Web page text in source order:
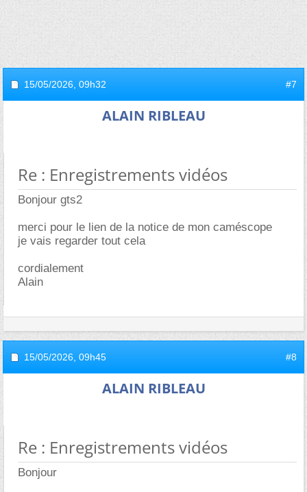
15/05/2026, 09h32 #7
ALAIN RIBLEAU
Re : Enregistrements vidéos
Bonjour gts2
merci pour le lien de la notice de mon caméscope
je vais regarder tout cela
cordialement
Alain
15/05/2026, 09h45 #8
ALAIN RIBLEAU
Re : Enregistrements vidéos
Bonjour